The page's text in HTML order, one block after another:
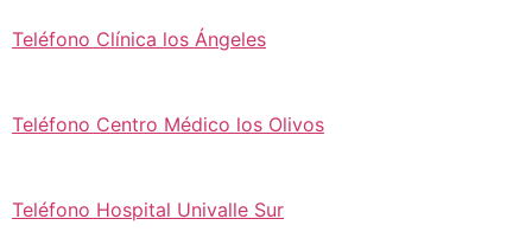
Teléfono Clínica los Ángeles
Teléfono Centro Médico los Olivos
Teléfono Hospital Univalle Sur